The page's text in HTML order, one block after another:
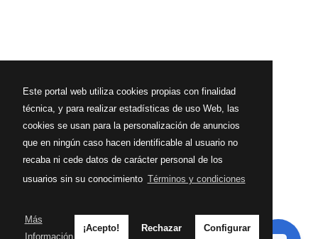
Este portal web utiliza cookies propias con finalidad
técnica, y para realizar estadísticas de uso Web, las
cookies se usan para la personalización de anuncios
que en ningún caso hacen identificable al usuario no
recaba ni cede datos de carácter personal de los
usuarios sin su conocimiento Términos y condiciones
Más
Información
¡Acepto! Rechazar Configurar